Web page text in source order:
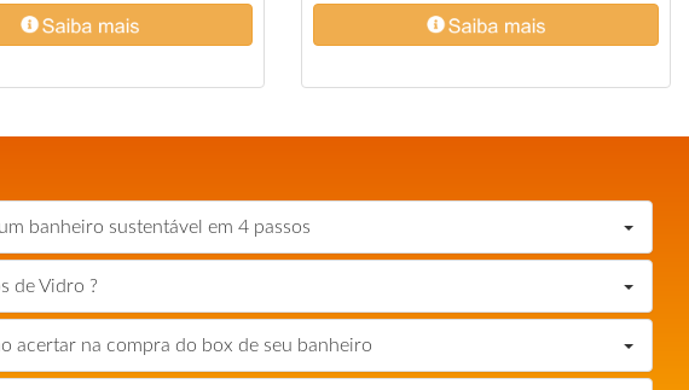
banheiro sustentável em 4 passos
de Vidro ?
acertar na compra do box de seu banheiro